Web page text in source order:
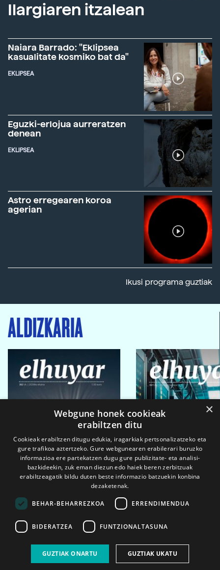
Ilargiaren itzalean
Naiara Barrado: "Eklipsea
kasualitate kosmiko bat da"
EKLIPSEA
Eguzki-erlojua aurreratzen
denean
EKLIPSEA
Astro erregearen koroa
agerian
Ikusi programa guztiak
ALDIZKARIA
2026ko eka. 1a 2026ko mar. 1a
×
Webgune honek cookieak
erabiltzen ditu
Cookieak erabiltzen ditugu edukia, iragarkiak pertsonalizatzeko eta
gure trafikoa aztertzeko. Gure webgunearen erabilerari buruzko
informazioa ere partekatzen dugu gure publizitate- eta analisi-
bazkideekin, zuk eman diezun edo haiek beren zerbitzuak
erabiltzeagatik bildu duten beste informazio batzuekin konbina
dezaketenak.
BEHAR-BEHARREZKOA ERRENDIMENDUA
BIDERATZEA FUNTZIONALTASUNA
GUZTIAK ONARTU GUZTIAK UKATU